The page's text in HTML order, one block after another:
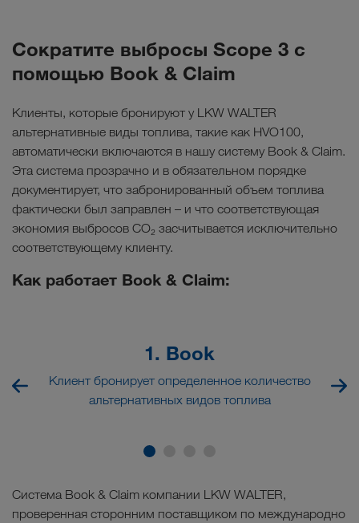
Сократите выбросы Scope 3 с
помощью Book & Claim
Клиенты, которые бронируют у LKW WALTER
альтернативные виды топлива, такие как HVO100,
автоматически включаются в нашу систему Book & Claim.
Эта система прозрачно и в обязательном порядке
документирует, что забронированный объем топлива
фактически был заправлен – и что соответствующая
экономия выбросов CO₂ засчитывается исключительно
соответствующему клиенту.
Как работает Book & Claim:
1. Book
Клиент бронирует определенное количество
альтернативных видов топлива
Система Book & Claim компании LKW WALTER,
проверенная сторонним поставщиком по международно